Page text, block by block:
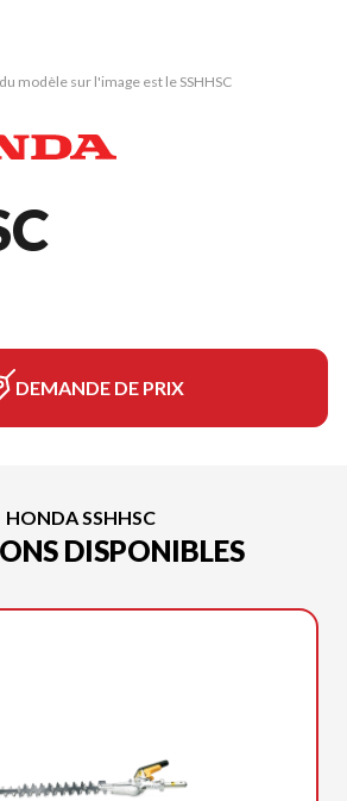
modèle sur l'image est le SSHHSC
DEMANDE DE PRIX
HONDA SSHHSC
DISPONIBLES